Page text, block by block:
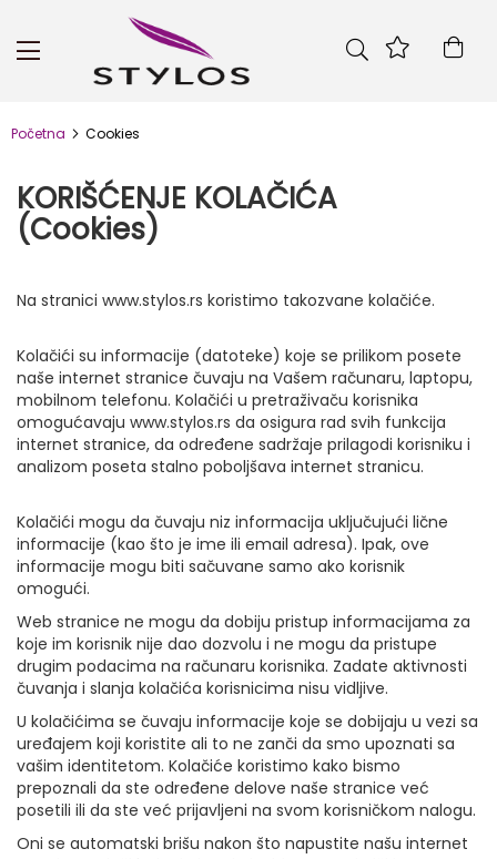
Skip
Početna Cookies
KORIŠĆENJE KOLAČIĆA
(Cookies)
Na stranici www.stylos.rs koristimo takozvane kolačiće.
Kolačići su informacije (datoteke) koje se prilikom posete
naše internet stranice čuvaju na Vašem računaru, laptopu,
mobilnom telefonu. Kolačići u pretraživaču korisnika
omogućavaju www.stylos.rs da osigura rad svih funkcija
internet stranice, da određene sadržaje prilagodi korisniku i
analizom poseta stalno poboljšava internet stranicu.
Kolačići mogu da čuvaju niz informacija uključujući lične
informacije (kao što je ime ili email adresa). Ipak, ove
informacije mogu biti sačuvane samo ako korisnik
omogući.
Web stranice ne mogu da dobiju pristup informacijama za
koje im korisnik nije dao dozvolu i ne mogu da pristupe
drugim podacima na računaru korisnika. Zadate aktivnosti
čuvanja i slanja kolačića korisnicima nisu vidljive.
U kolačićima se čuvaju informacije koje se dobijaju u vezi sa
uređajem koji koristite ali to ne zanči da smo upoznati sa
vašim identitetom. Kolačiće koristimo kako bismo
prepoznali da ste određene delove naše stranice već
posetili ili da ste već prijavljeni na svom korisničkom nalogu.
Oni se automatski brišu nakon što napustite našu internet